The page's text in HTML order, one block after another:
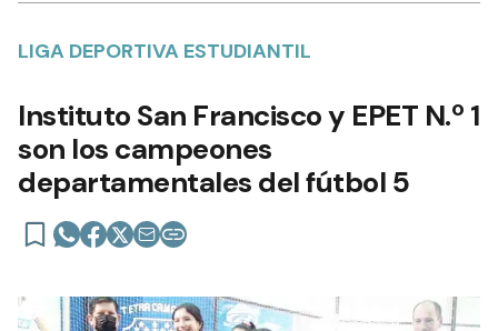
LIGA DEPORTIVA ESTUDIANTIL
Instituto San Francisco y EPET N.º 1
son los campeones
departamentales del fútbol 5